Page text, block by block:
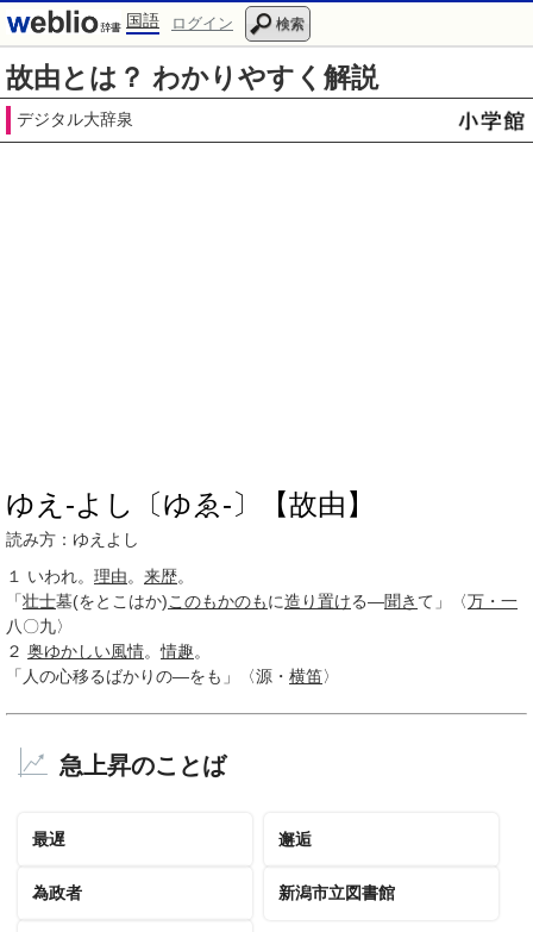
国語 ログイン 検索
故由とは？ わかりやすく解説
デジタル大辞泉
ゆえ‐よし〔ゆゑ‐〕【故由】
読み方：ゆえよし
１
いわれ。 理由。 来歴。
「壮士墓(をとこはか)このもかのもに造り置ける―聞き て」〈万・一
八〇九〉
２ 奥ゆかしい風情。情趣。
「人の心移るばかりの―をも」〈源・ 横笛〉
急上昇のことば
最遅 邂逅
為政者 新潟市立図書館